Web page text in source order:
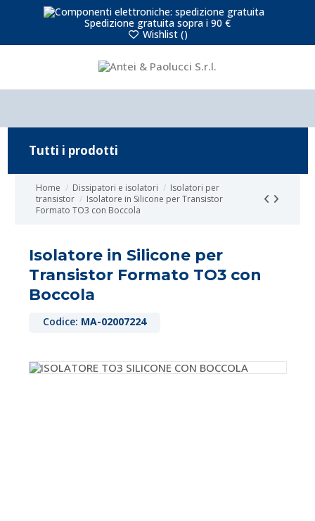
Spedizione gratuita sopra i 90 €
Wishlist ()
Home Dissipatori e isolatori
Isolatori per
transistor
Isolatore in Silicone per Transistor
Formato TO3 con Boccola
Isolatore in Silicone per
Transistor Formato TO3 con
Boccola
Codice: MA-02007224
Tutti i prodotti